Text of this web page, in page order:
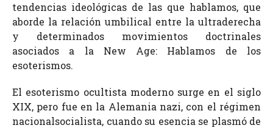
tendencias ideológicas de las que hablamos, que
aborde la relación umbilical entre la ultraderecha
y determinados movimientos doctrinales
asociados a la New Age: Hablamos de los
esoterismos.
El esoterismo ocultista moderno surge en el siglo
XIX, pero fue en la Alemania nazi, con el régimen
nacionalsocialista, cuando su esencia se plasmó de